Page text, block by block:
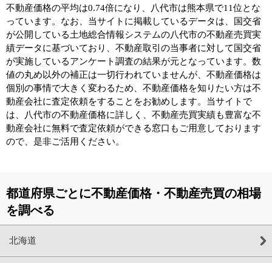
不動産価格の平均は0.74倍になり、八代市は熊本県で11位とな
っています。なお、当サイトに掲載しているデータは、国交省
が公開している土地総合情報システムの八代市の不動産売買実
績データに基づいており、不動産取引の当事者に対して国交省
が実施しているアンケート調査の結果が元となっています。数
値の丸め以外の補正は一切行われていませんが、不動産価格は
個別の事情で大きく変わるため、不動産価格を知りたい方は不
動産会社に査定依頼をすることをお勧めします。当サイトで
は、八代市の不動産価格に詳しく、不動産売買実績も豊富な不
動産会社に無料で査定依頼ができる窓口もご用意しております
ので、是非ご活用ください。
都道府県ごとに不動産価格・不動産売買の相場
を調べる
北海道